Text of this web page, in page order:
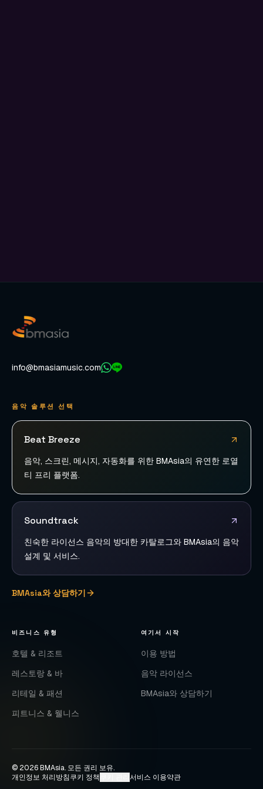
info@bmasiamusic.com
음악 솔루션 선택
Beat Breeze
음악, 스크린, 메시지, 자동화를 위한 BMAsia의 유연한 로열
티 프리 플랫폼.
Soundtrack
친숙한 라이선스 음악의 방대한 카탈로그와 BMAsia의 음악
설계 및 서비스.
BMAsia와 상담하기
비즈니스 유형
호텔 & 리조트
레스토랑 & 바
리테일 & 패션
피트니스 & 웰니스
여기서 시작
이용 방법
음악 라이선스
BMAsia와 상담하기
© 2026BMAsia. 모든 권리 보유.
개인정보 처리방침쿠키 정책 서비스 이용약관